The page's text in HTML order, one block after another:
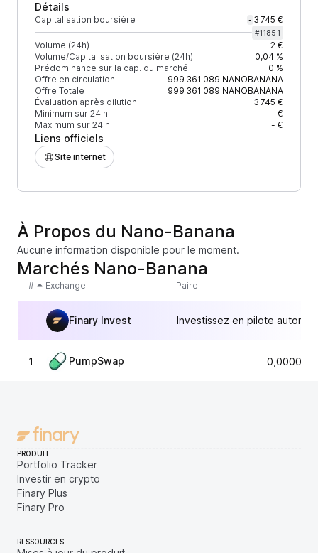
Détails
Capitalisation boursière - 3 745 €
#11851
Volume (24h)
2 €
Volume/Capitalisation boursière (24h)
0,04 %
Prédominance sur la cap. du marché
0 %
Offre en circulation
999 361 089 NANOBANANA
Offre Totale
999 361 089 NANOBANANA
Évaluation après dilution
3 745 €
Minimum sur 24 h
- €
Maximum sur 24 h
- €
Liens officiels
Site internet
À Propos du Nano-Banana
Aucune information disponible pour le moment.
Marchés Nano-Banana
# Exchange Paire
Finary Invest Investissez en pilote
1 PumpSwap
PRODUIT
Portfolio Tracker
Investir en crypto
Finary Plus
Finary Pro
RESSOURCES